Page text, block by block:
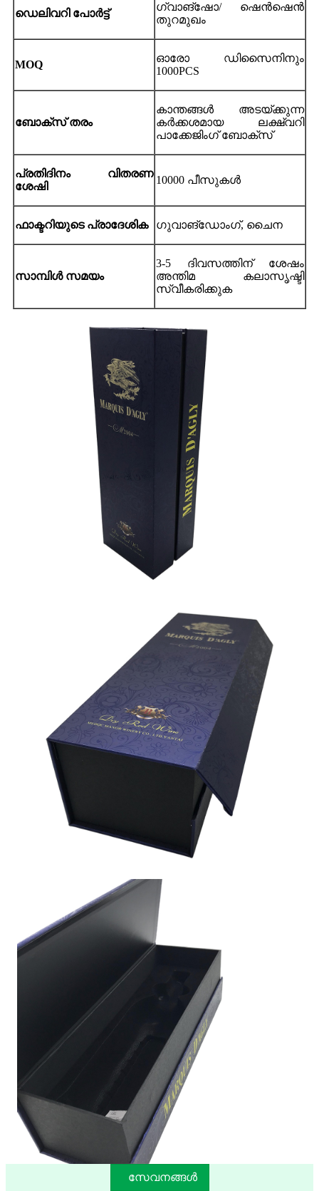
ഡെലിവറി പോർട്ട്
ഗ്വാങ്‌ഷോ/ ഷെൻഷെൻ
തുറമുഖം
MOQ
ഓരോ ഡിസൈനിനും
1000PCS
ബോക്സ് തരം
കാന്തങ്ങൾ അടയ്ക്കുന്ന
കർക്കശമായ ലക്ഷ്വറി
പാക്കേജിംഗ് ബോക്സ്
പ്രതിദിനം വിതരണ
ശേഷി
10000 പീസുകൾ
ഫാക്ടറിയുടെ പ്രാദേശിക ഗുവാങ്‌ഡോംഗ്, ചൈന
സാമ്പിൾ സമയം
3-5 ദിവസത്തിന് ശേഷം
അന്തിമ കലാസൃഷ്ടി
സ്വീകരിക്കുക
സേവനങ്ങൾ